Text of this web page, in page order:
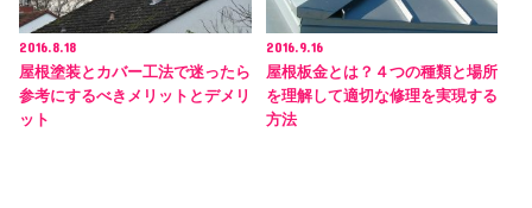
2016.8.18
屋根塗装とカバー工法で迷ったら
参考にするべきメリットとデメリ
ット
2016.9.16
屋根板金とは？４つの種類と場所
を理解して適切な修理を実現する
方法